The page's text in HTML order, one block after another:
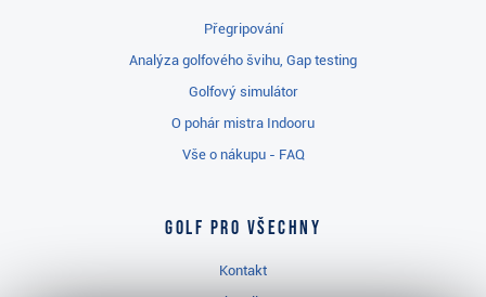
Přegripování
Analýza golfového švihu, Gap testing
Golfový simulátor
O pohár mistra Indooru
Vše o nákupu - FAQ
Golf pro všechny
Kontakt